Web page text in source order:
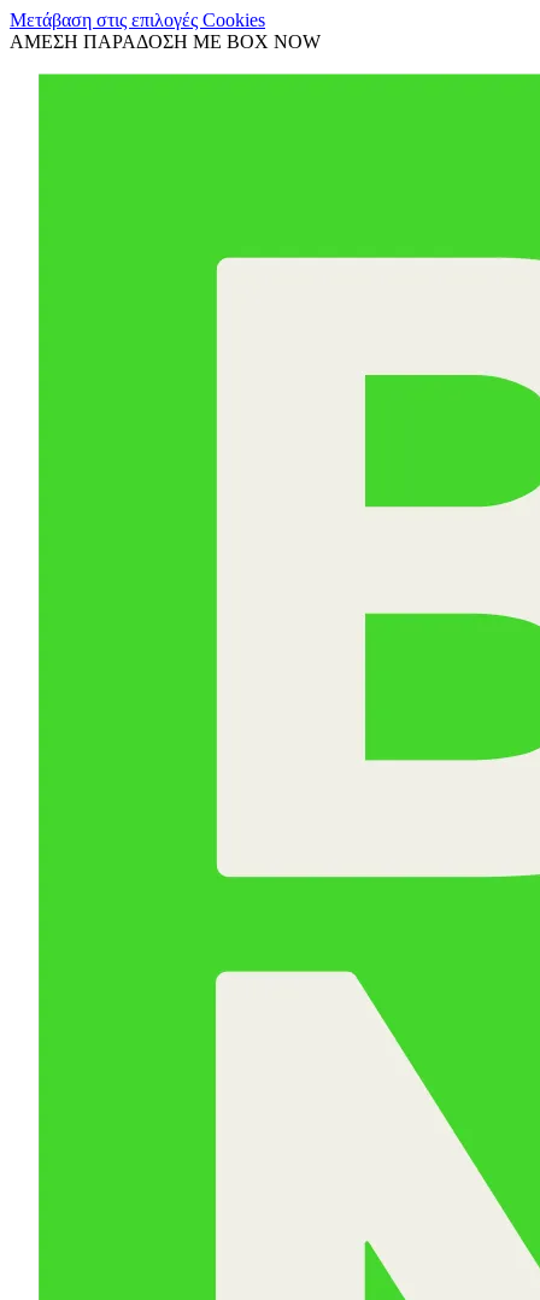
Μετάβαση στις επιλογές Cookies
ΑΜΕΣΗ ΠΑΡΑΔΟΣΗ ΜΕ BOX NOW